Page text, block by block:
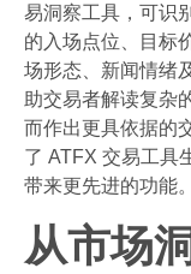
易洞察工具，可识
的入场点位、目标
场形态、新闻情绪
助交易者解读复杂
而作出更具依据的
了 ATFX 交易工具
带来更先进的功能。
从市场